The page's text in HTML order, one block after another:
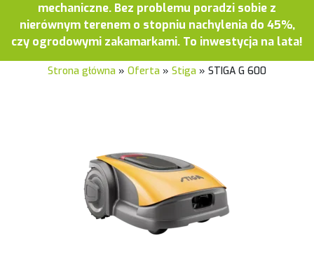
mechaniczne. Bez problemu poradzi sobie z
nierównym terenem o stopniu nachylenia do 45%,
czy ogrodowymi zakamarkami. To inwestycja na lata!
Strona główna » Oferta » Stiga » STIGA G 600